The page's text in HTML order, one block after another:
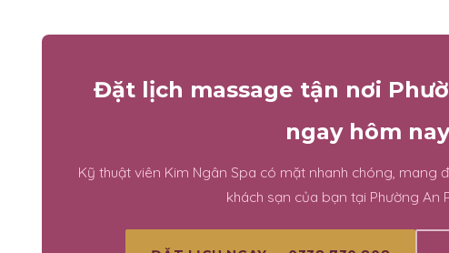
Đặt lịch massage tận nơi
ngay hôm nay
Kỹ thuật viên Kim Ngân Spa có mặt nhanh chóng, mang
khách sạn của bạn tại Phường An